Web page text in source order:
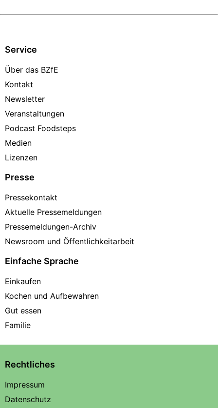
Service
Über das BZfE
Kontakt
Newsletter
Veranstaltungen
Podcast Foodsteps
Medien
Lizenzen
Presse
Pressekontakt
Aktuelle Pressemeldungen
Pressemeldungen-Archiv
Newsroom und Öffentlichkeitarbeit
Einfache Sprache
Einkaufen
Kochen und Aufbewahren
Gut essen
Familie
Rechtliches
Impressum
Datenschutz